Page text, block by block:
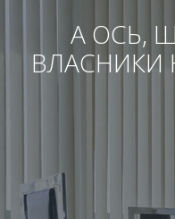
А ОСЬ,
ВЛАСНИКИ